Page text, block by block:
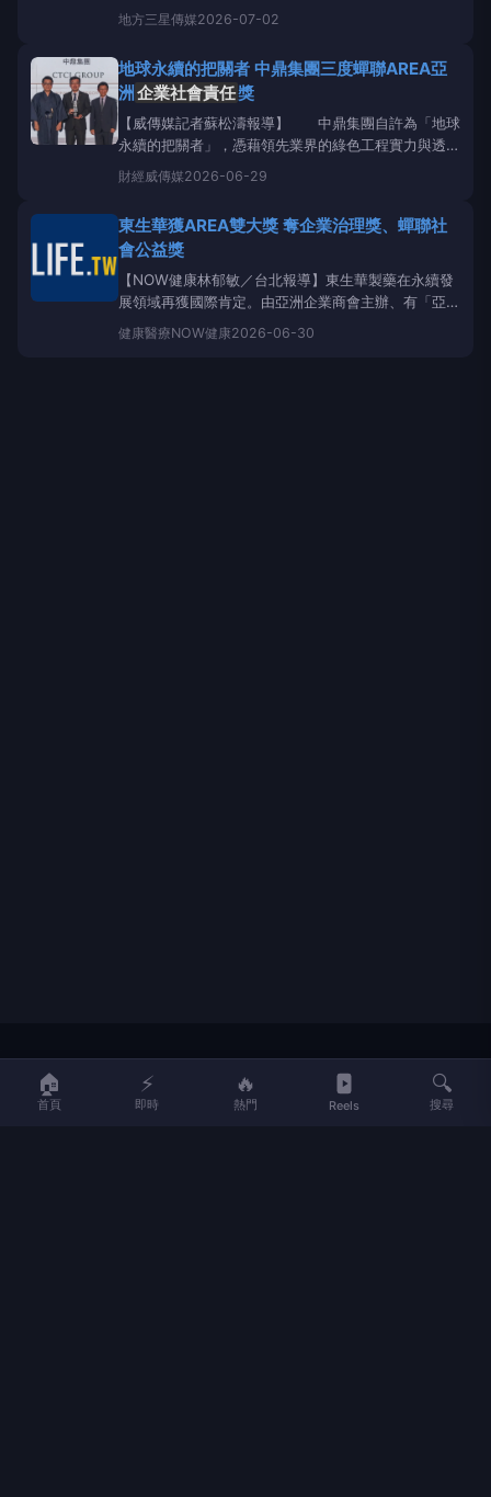
近30年的汽車多媒體龍頭「銓宏汽車」，長期低調實
踐
企業社會責任
宏門市，透過跨界對話，探討如何運用精準的數位媒體
策略，將品牌
地方三星傳媒2026-07-02
地球永續的把關者 中鼎集團三度蟬聯AREA亞
洲 企業社會責任獎
【威傳媒記者蘇松濤報導】 中鼎集團自許為「地球
永續的把關者」，憑藉領先業界的綠色工程實力與透明
可信的資訊揭露，連續三年於「亞洲
獎」（AsiaResponsibleEnterpriseAwards,AREA）
西亞吉隆坡舉行
財經威傳媒2026-06-29
東生華獲AREA雙大獎 奪企業治理獎、蟬聯社
會公益獎
【NOW健康林郁敏／台北報導】東生華製藥在永續發
展領域再獲國際肯定。由亞洲企業商會主辦、有「亞洲
ESG奧斯卡」之稱的「2026AREA亞洲
獎」近日公布得獎名單，東生華憑藉穩健治理與長期投
健康醫療NOW健康2026-06-30
LIFE
LIFE 生活網是台灣領先的生活資訊平台，提供即時新聞、生活、健康、
🏠
首頁
⚡
即時
🔥
熱門 Reels
🔍
搜尋